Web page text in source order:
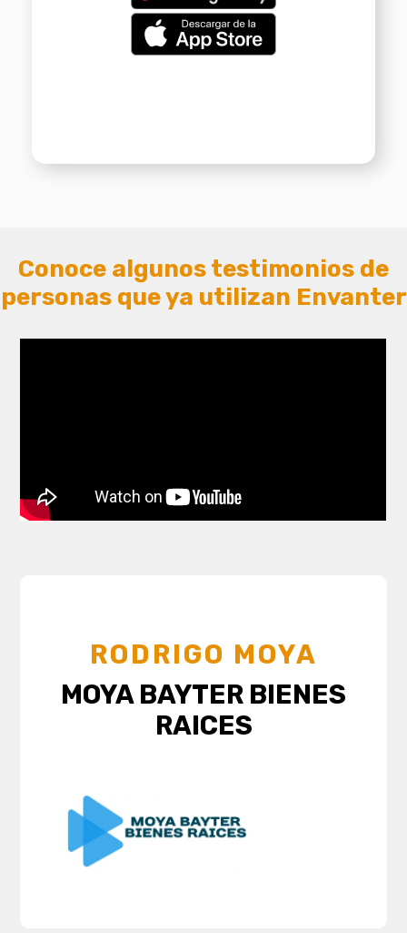
Conoce algunos testimonios de
personas que ya utilizan Envanter
RODRIGO MOYA
MOYA BAYTER BIENES
RAICES